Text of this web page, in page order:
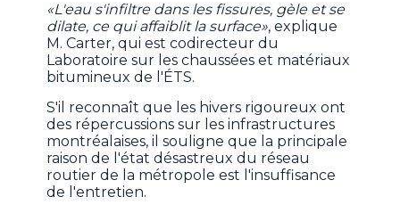
«L'eau s'infiltre dans les fissures, gèle et se
dilate, ce qui affaiblit la surface», explique
M. Carter, qui est codirecteur du
Laboratoire sur les chaussées et matériaux
bitumineux de l'ÉTS.
S'il reconnaît que les hivers rigoureux ont
des répercussions sur les infrastructures
montréalaises, il souligne que la principale
raison de l'état désastreux du réseau
routier de la métropole est l'insuffisance
de l'entretien.